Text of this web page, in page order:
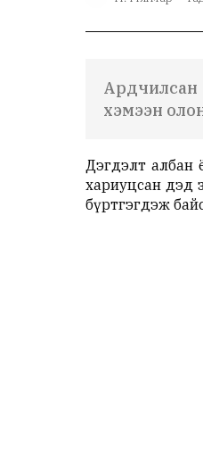
Ардчилсан
хэмээн
Дэгдэлт албан
хариуцсан дэд
бүртгэгдэж